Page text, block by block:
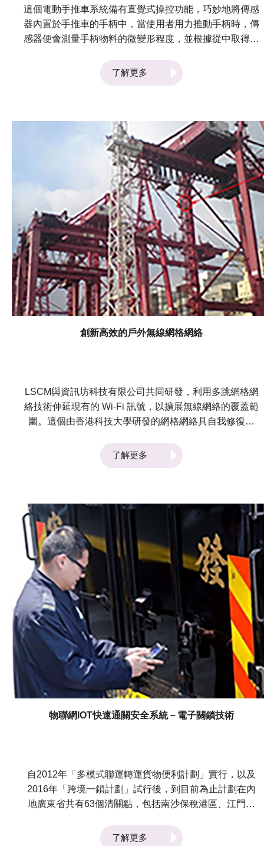
這個電動手推車系統備有直覺式操控功能，巧妙地將傳感
器內置於手推車的手柄中，當使用者用力推動手柄時，傳
感器便會測量手柄物料的微變形程度，並根據從中取得的
頻率計算出當中所涉及的扭矩力，令與車輪連接的兩個摩
打將扭矩力倍增，以控制手推車左轉／右轉或前進／後
訓，亦能輕鬆自如地推動裝滿重物的手推車。此外，它內
置的動力再生及刹車系統讓手推車即使在斜坡上亦能安全
使用。 電動手推車系統的好處 在物流和倉儲行業中，移
動重物是一項不可或缺的工作。而電動手推車系統使運送
重物的工作變得更輕鬆、更有效率。與傳統的手推車相
比，使用電動手推車時，操作員無需大力推拉，只需要簡
單的操作就可以移動重物，對於運送大型或沉重的物品非
常有用。工作人員只需輕鬆地控制手推車前進、後退、轉
換方向和停止，就可以輕鬆處理貨物。此外，電動手推車
系統有助減低於工作人員的受傷風險，例如工作人員因手
動搬運重物時導致腰部或背部受傷的風險。 此技術在
2023年日內瓦國際發明展上獲得金獎。 聯絡我們 物流
及供應鏈多元技術研發中心（LSCM）專注於研發各項促
進物流和供應鏈相關行業發展的技術，並支援香港和中國
內地各個行業的技術應用。歡迎聯絡我們了解更多！
了解更多
創新高效的戶外無線網格網絡
LSCM與資訊坊科技有限公司共同研發，利用多跳網格網
絡技術伸延現有的 Wi-Fi 訊號，以擴展無線網絡的覆蓋範
圍。這個由香港科技大學研發的網格網絡具自我修復能
用於傳統 Wi-Fi 中有動態盲點和干擾訊號的場所，例如設
有移動起重機的貨櫃碼頭、飛機維修區、需要經常調動書
率。
了解更多
物聯網IOT快速通關安全系統－電子關鎖技術
自2012年「多模式聯運轉運貨物便利計劃」實行，以及
2016年「跨境一鎖計劃」試行後，到目前為止計劃在內
地廣東省共有63個清關點，包括南沙保稅港區、江門市
個清關點，例如香港國際貨櫃碼頭及葵涌海關大樓等，共
了解更多